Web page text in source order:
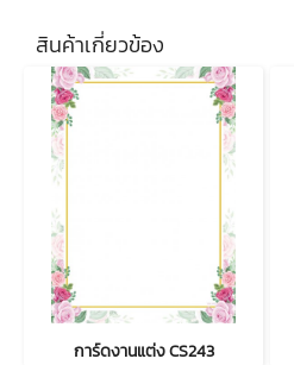
สินค้าเกี่ยวข้อง
การ์ดงานแต่ง CS243